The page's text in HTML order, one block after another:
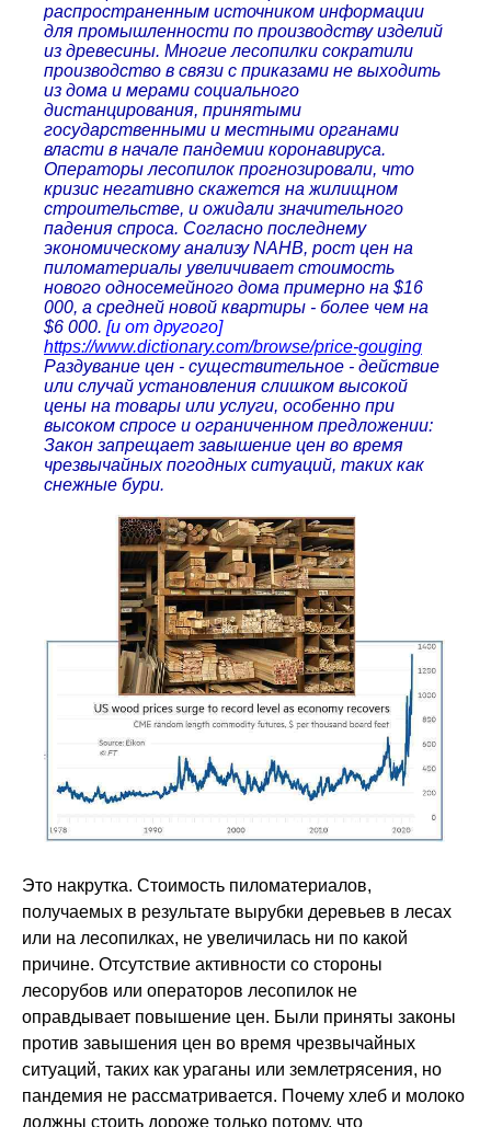
распространенным источником информации
для промышленности по производству изделий
из древесины. Многие лесопилки сократили
производство в связи с приказами не выходить
из дома и мерами социального
дистанцирования, принятыми
государственными и местными органами
власти в начале пандемии коронавируса.
Операторы лесопилок прогнозировали, что
кризис негативно скажется на жилищном
строительстве, и ожидали значительного
падения спроса. Согласно последнему
экономическому анализу NAHB, рост цен на
пиломатериалы увеличивает стоимость
нового односемейного дома примерно на $16
000, а средней новой квартиры - более чем на
$6 000. [и от другого]
https://www.dictionary.com/browse/price-gouging
Раздувание цен - существительное - действие
или случай установления слишком высокой
цены на товары или услуги, особенно при
высоком спросе и ограниченном предложении:
Закон запрещает завышение цен во время
чрезвычайных погодных ситуаций, таких как
снежные бури.
Это накрутка. Стоимость пиломатериалов,
получаемых в результате вырубки деревьев в лесах
или на лесопилках, не увеличилась ни по какой
причине. Отсутствие активности со стороны
лесорубов или операторов лесопилок не
оправдывает повышение цен. Были приняты законы
против завышения цен во время чрезвычайных
ситуаций, таких как ураганы или землетрясения, но
пандемия не рассматривается. Почему хлеб и молоко
должны стоить дороже только потому, что